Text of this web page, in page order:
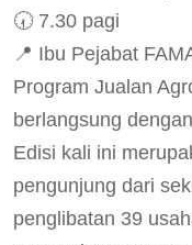
🕢 7.30 pagi
📍 Ibu Pejabat
Program Jualan
berlangsung
Edisi kali ini
pengunjung dari
penglibatan 39